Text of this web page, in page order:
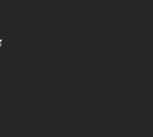
geöffnet)
geöffnet)
geöffnet)
geöffnet)
geöffnet)
geöffnet)